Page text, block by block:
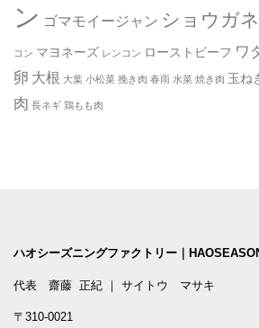
ン ゴマモイージャン ショウガ
コン マヨネーズ レンコン ローストビーフ ワ
卵 大根 大葉 小松菜 挽き肉 春雨 水菜 焼き肉 玉ね
肉 長ネギ 鶏もも肉
ハオシーズニングファクトリー｜
代表 齋藤 正紀 ｜ サイトウ マサキ
〒310-0021